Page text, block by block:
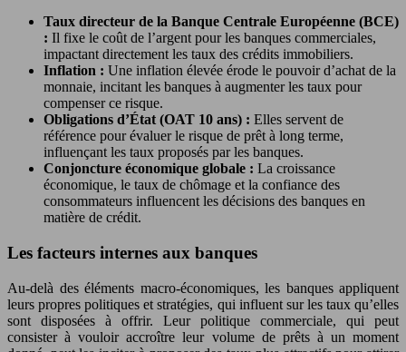
Taux directeur de la Banque Centrale Européenne (BCE)
: Il fixe le coût de l’argent pour les banques commerciales,
impactant directement les taux des crédits immobiliers.
Inflation : Une inflation élevée érode le pouvoir d’achat de la
monnaie, incitant les banques à augmenter les taux pour
compenser ce risque.
Obligations d’État (OAT 10 ans) : Elles servent de
référence pour évaluer le risque de prêt à long terme,
influençant les taux proposés par les banques.
Conjoncture économique globale : La croissance
économique, le taux de chômage et la confiance des
consommateurs influencent les décisions des banques en
matière de crédit.
Les facteurs internes aux banques
Au-delà des éléments macro-économiques, les banques appliquent
leurs propres politiques et stratégies, qui influent sur les taux qu’elles
sont disposées à offrir. Leur politique commerciale, qui peut
consister à vouloir accroître leur volume de prêts à un moment